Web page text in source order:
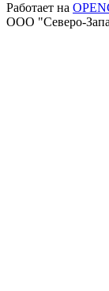
Работает на
ООО "Северо-